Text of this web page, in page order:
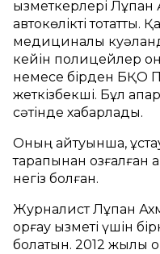
қызметкерлері
автокөлікті тоқтатты.
медициналық
кейін полицейлер
немесе бірден БҚО
жеткізбекші. Бұл
сәтінде хабарлады.
Оның айтуынша,
тарапынан қозғалған
негіз болған.
Журналист Лұқпан
қорғау қызметі үшін
болатын. 2012 жылы